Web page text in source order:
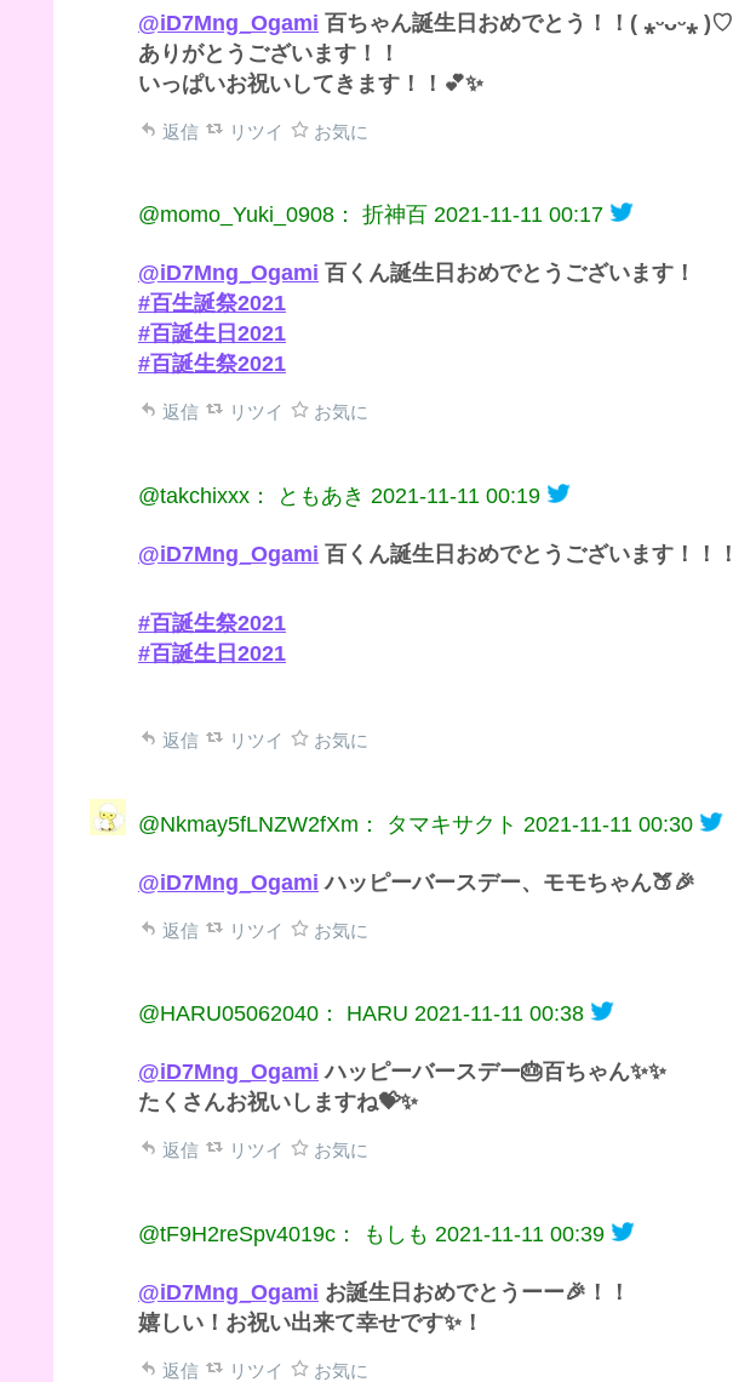
@iD7Mng_Ogami 百ちゃん誕生日おめでとう！！( ⁎ᵕᴗᵕ⁎ )♡
ありがとうございます！！
いっぱいお祝いしてきます！！💕✨
返信 リツイ お気に
@momo_Yuki_0908： 折神百 2021-11-11 00:17
@iD7Mng_Ogami 百くん誕生日おめでとうございます！
#百生誕祭2021
#百誕生日2021
#百誕生祭2021
返信 リツイ お気に
@takchixxx： ともあき 2021-11-11 00:19
@iD7Mng_Ogami 百くん誕生日おめでとうございます！！！
#百誕生祭2021
#百誕生日2021
返信 リツイ お気に
@Nkmay5fLNZW2fXm： タマキサクト 2021-11-11 00:30
@iD7Mng_Ogami ハッピーバースデー、モモちゃん🍑🎉
返信 リツイ お気に
@HARU05062040： HARU 2021-11-11 00:38
@iD7Mng_Ogami ハッピーバースデー🎂百ちゃん✨✨
たくさんお祝いしますね💝✨
返信 リツイ お気に
@tF9H2reSpv4019c： もしも 2021-11-11 00:39
@iD7Mng_Ogami お誕生日おめでとうーー🎉！！
嬉しい！お祝い出来て幸せです✨！
返信 リツイ お気に